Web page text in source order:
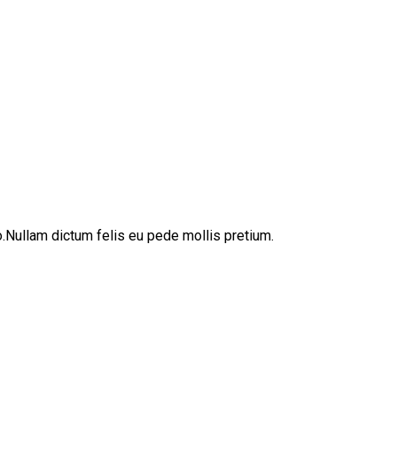
dictum felis eu pede mollis pretium.